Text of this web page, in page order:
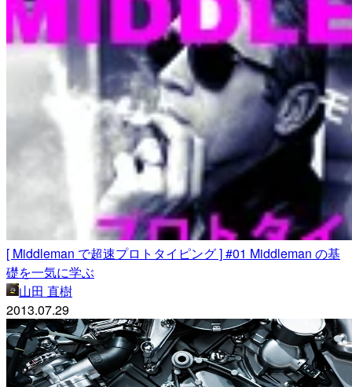
[ Middleman で超速プロトタイピング ] #01 Middleman の基
礎を一気に学ぶ
山田 直樹
2013.07.29